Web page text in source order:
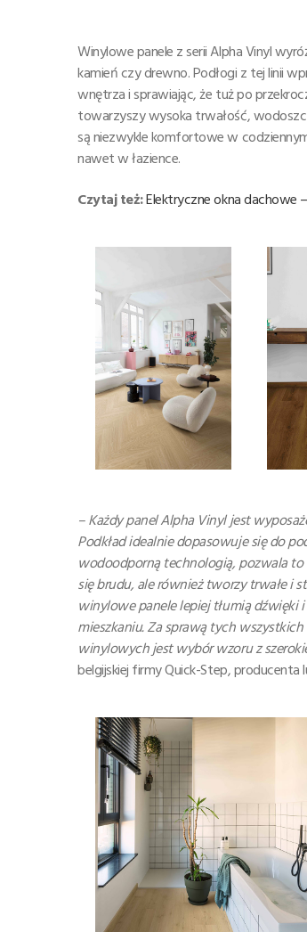
Winylowe panele z serii Alpha Vinyl
kamień czy drewno. Podłogi z tej linii
wnętrza i sprawiając, że tuż po
towarzyszy wysoka trwałość,
są niezwykle komfortowe w
nawet w łazience.
Czytaj też:Elektryczne okna
– Każdy panel Alpha Vinyl jest
Podkład idealnie dopasowuje się do
wodoodporną technologią, pozwala
się brudu, ale również tworzy trwałe i
winylowe panele lepiej tłumią dźwięki
mieszkaniu. Za sprawą tych
winylowych jest wybór wzoru z
belgijskiej firmy Quick-Step,